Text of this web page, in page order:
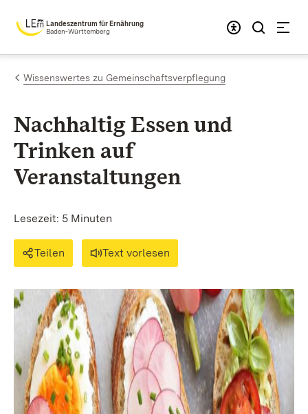
Zum Inhalt springen
Landeszentrum für Ernährung
Baden-Württemberg
Wissenswertes zu Gemeinschaftsverpflegung
Nachhaltig Essen und
Trinken auf
Veranstaltungen
Lesezeit: 5 Minuten
Teilen Text vorlesen